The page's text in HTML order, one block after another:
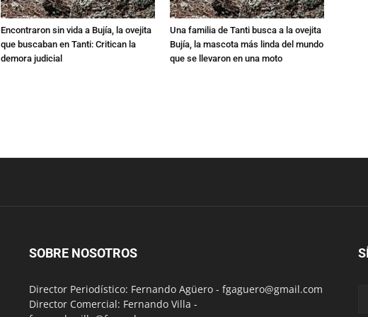
Encontraron sin vida a Bujía, la ovejita
que buscaban en Tanti: Critican la
demora judicial
Una familia de Tanti busca a la ovejita
Bujía, la mascota más linda del mundo
que se llevaron en una moto
SOBRE NOSOTROS
Director Periodístico: Fernando Agüero - fgaguero@gmail.com
Director Comercial: Fernando Villa -